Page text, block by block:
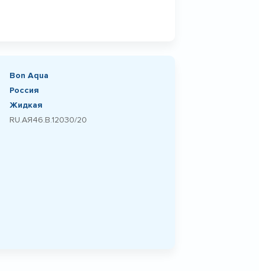
Bon Aqua
Россия
Жидкая
RU.АЯ46.В.12030/20